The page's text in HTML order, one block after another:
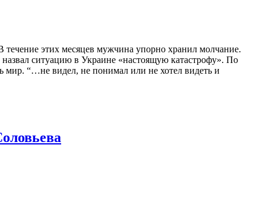
этих месяцев мужчина упорно хранил молчание.
назвал ситуацию в Украине «настоящую катастрофу». По
мир. “…не видел, не понимал или не хотел видеть и